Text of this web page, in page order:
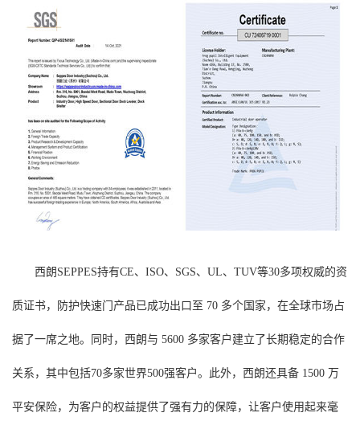
西朗SEPPES持有CE、ISO、SGS、UL、TUV等30多项权威的资
质证书，防护快速门产品已成功出口至 70 多个国家，在全球市场占
据了一席之地。同时，西朗与 5600 多家客户建立了长期稳定的合作
关系，其中包括70多家世界500强客户。此外，西朗还具备 1500 万
平安保险，为客户的权益提供了强有力的保障，让客户使用起来毫